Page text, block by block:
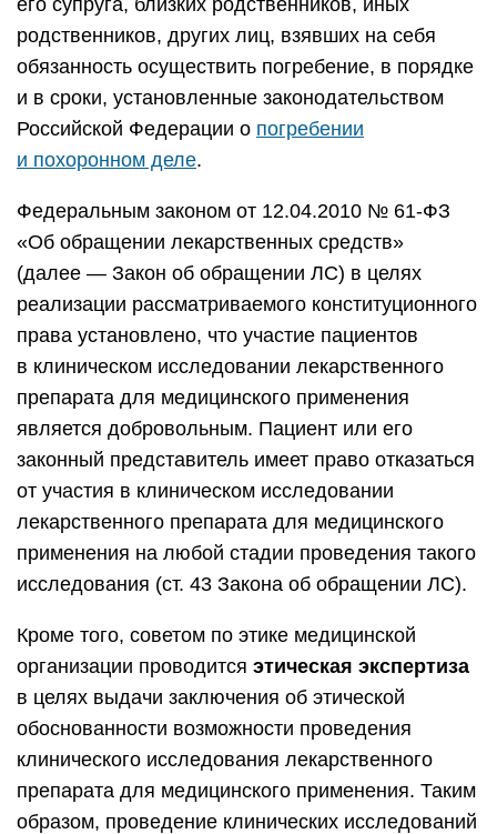
его супруга, близких родственников, иных
родственников, других лиц, взявших на себя
обязанность осуществить погребение, в порядке
и в сроки, установленные законодательством
Российской Федерации о погребении
и похоронном деле.
Федеральным законом от 12.04.2010 № 61-ФЗ
«Об обращении лекарственных средств»
(далее — Закон об обращении ЛС) в целях
реализации рассматриваемого конституционного
права установлено, что участие пациентов
в клиническом исследовании лекарственного
препарата для медицинского применения
является добровольным. Пациент или его
законный представитель имеет право отказаться
от участия в клиническом исследовании
лекарственного препарата для медицинского
применения на любой стадии проведения такого
исследования (ст. 43 Закона об обращении ЛС).
Кроме того, советом по этике медицинской
организации проводится этическая экспертиза
в целях выдачи заключения об этической
обоснованности возможности проведения
клинического исследования лекарственного
препарата для медицинского применения. Таким
образом, проведение клинических исследований